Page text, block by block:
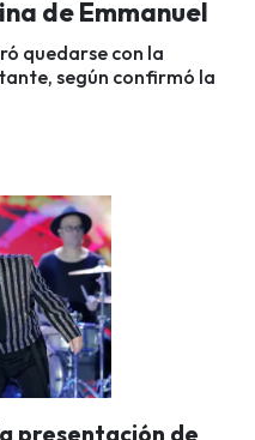
de Emmanuel
quedarse con la
según confirmó la
presentación de